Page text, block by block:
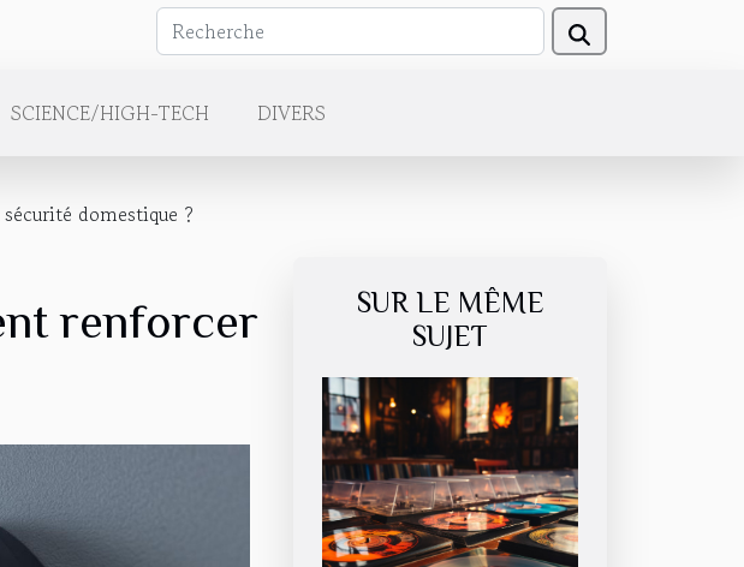
SCIENCE/HIGH-TECH DIVERS
domestique ?
renforcer
SUR LE MÊME
SUJET